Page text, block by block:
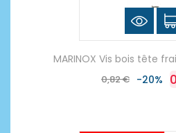
MARINOX Vis bois tête
0,82 € -20%